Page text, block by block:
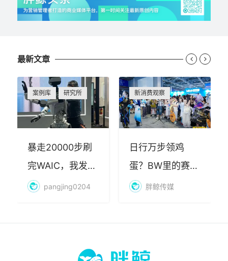
最新文章
案例库 研究所
暴走20000步刷
完WAIC，我发现
AI最赚钱的不是
pangjing0204
新消费观察
日行万步领鸡
蛋？BW里的赛博
朝圣，藏着品牌
胖鲸传媒
 